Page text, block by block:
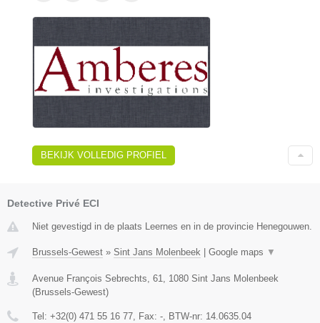
BEKIJK VOLLEDIG PROFIEL
Detective Privé ECI
Niet gevestigd in de plaats Leernes en in de provincie Henegouwen.
Brussels-Gewest » Sint Jans Molenbeek Google maps ▼
Avenue François Sebrechts, 61, 1080 Sint Jans Molenbeek
(Brussels-Gewest)
Tel: +32(0) 471 55 16 77, Fax: -, BTW-nr: 14.0635.04